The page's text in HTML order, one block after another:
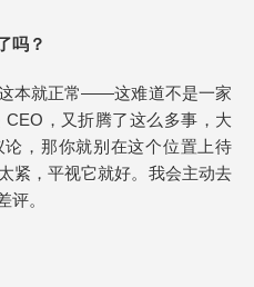
吗？
本就正常——这难道不是一家
CEO，又折腾了这么多事，大
，那你就别在这个位置上待
紧，平视它就好。我会主动去
评。